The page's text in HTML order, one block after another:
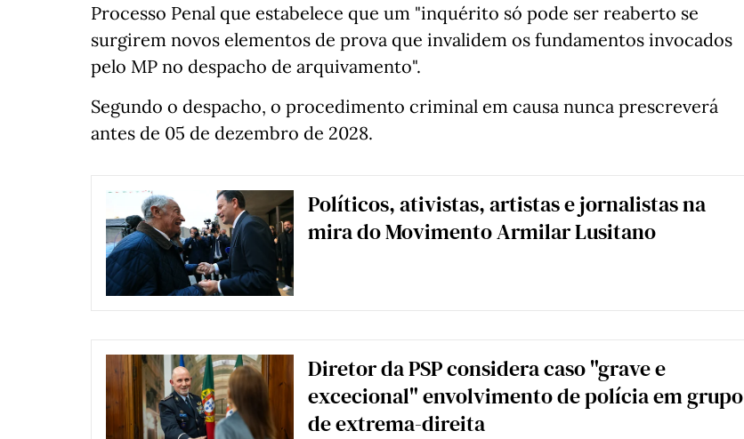
Processo Penal que estabelece que um "inquérito só pode ser reaberto se
surgirem novos elementos de prova que invalidem os fundamentos invocados
pelo MP no despacho de arquivamento".
Segundo o despacho, o procedimento criminal em causa nunca prescreverá
antes de 05 de dezembro de 2028.
Políticos, ativistas, artistas e jornalistas na
mira do Movimento Armilar Lusitano
Diretor da PSP considera caso "grave e
excecional" envolvimento de polícia em grupo
de extrema-direita